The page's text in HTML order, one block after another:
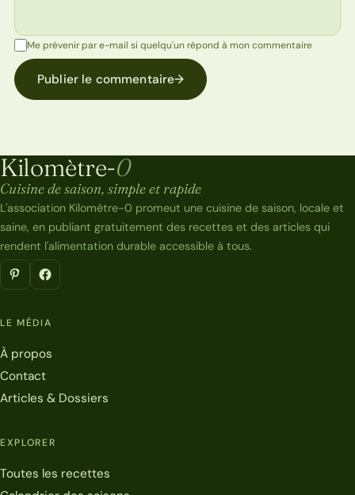
Me prévenir par e-mail si quelqu'un répond à mon commentaire
Publier le commentaire→
Kilomètre-0
Kilomètre-0
Cuisine de saison, simple et rapide
L'association Kilomètre-0 promeut une cuisine de saison, locale et
saine, en publiant gratuitement des recettes et des articles qui
rendent l'alimentation durable accessible à tous.
LE MÉDIA
À propos
Contact
Articles & Dossiers
EXPLORER
Toutes les recettes